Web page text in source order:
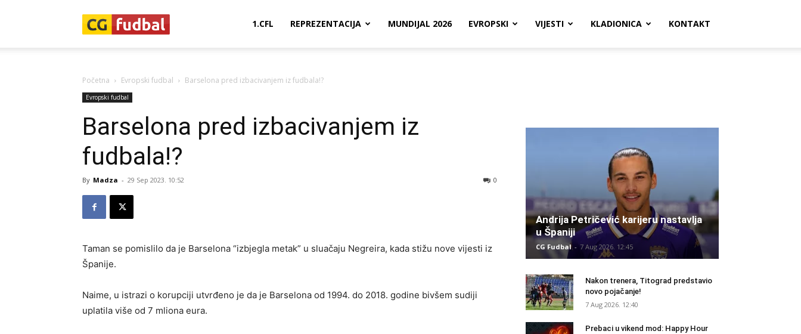
1.CFL REPREZENTACIJA MUNDIJAL 2026 EVROPSKI VIJESTI KLADIONICA KONTAKT
Početna Evropski fudbal Barselona pred izbacivanjem iz fudbala!?
Evropski fudbal
Barselona pred izbacivanjem iz
fudbala!?
By Madza - 29 Sep 2023. 10:52 0
Taman se pomislilo da je Barselona “izbjegla metak” u sluačaju Negreira, kada stižu nove vijesti iz
Španije.
Naime, u istrazi o korupciji utvrđeno je da je Barselona od 1994. do 2018. godine bivšem sudiji
uplatila više od 7 mliona eura.
Andrija Petričević karijeru nastavlja
u Španiji
CG Fudbal - 7 Aug 2026. 12:45
Nakon trenera, Titograd predstavio
novo pojačanje!
7 Aug 2026. 12:40
Prebaci u vikend mod: Happy Hour